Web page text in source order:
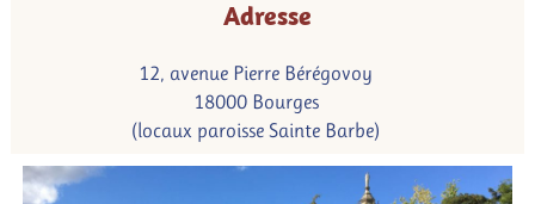
Adresse
12, avenue Pierre Bérégovoy
18000 Bourges
(locaux paroisse Sainte Barbe)